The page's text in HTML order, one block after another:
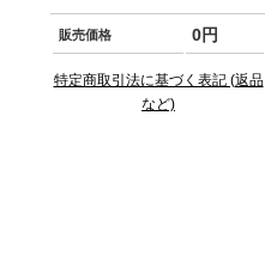
販売価格 0円
特定商取引法に基づく表記 (返品
など)